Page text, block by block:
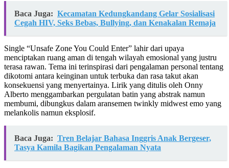
Baca Juga: Kecamatan Kedungkandang Gelar Sosialisasi
Cegah HIV, Seks Bebas, Bullying, dan Kenakalan Remaja
Single “Unsafe Zone You Could Enter” lahir dari upaya
menciptakan ruang aman di tengah wilayah emosional yang justru
terasa rawan. Tema ini terinspirasi dari pengalaman personal tentang
dikotomi antara keinginan untuk terbuka dan rasa takut akan
konsekuensi yang menyertainya. Lirik yang ditulis oleh Onny
Alberto menggambarkan pergulatan batin yang abstrak namun
membumi, dibungkus dalam aransemen twinkly midwest emo yang
melankolis namun eksplosif.
Baca Juga: Tren Belajar Bahasa Inggris Anak Bergeser,
Tasya Kamila Bagikan Pengalaman Nyata